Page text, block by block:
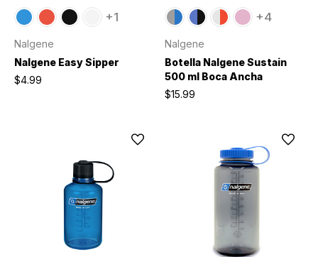
+1
Nalgene
Nalgene Easy Sipper
$4.99
+4
Nalgene
Botella Nalgene Sustain
500 ml Boca Ancha
$15.99